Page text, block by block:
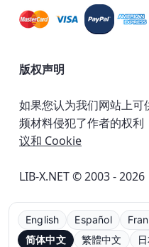
版权声明
如果您认为我们网站上
频材料侵犯了作者的权利
议和 Cookie
LIB-X.NET © 2003 - 2026
English Español
简体中文
繁體中文